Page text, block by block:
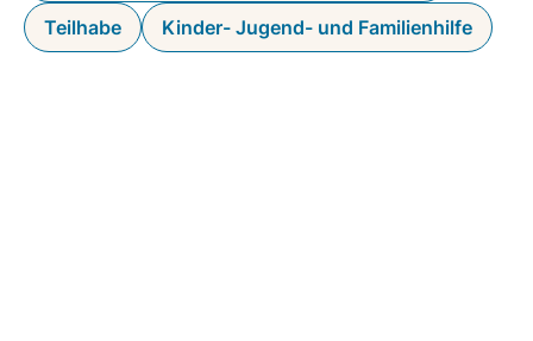
Teilhabe Kinder- Jugend- und Familienhilfe